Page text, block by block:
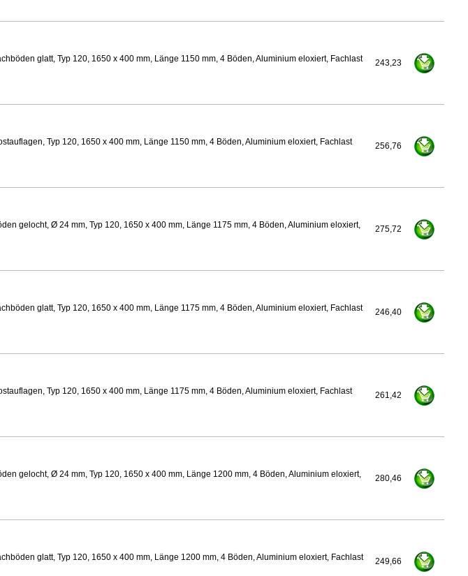
glatt, Typ 120, 1650 x 400 mm, Länge 1150 mm, 4 Böden, Aluminium eloxiert, Fachlast
243,23
Typ 120, 1650 x 400 mm, Länge 1150 mm, 4 Böden, Aluminium eloxiert, Fachlast
256,76
gelocht, Ø 24 mm, Typ 120, 1650 x 400 mm, Länge 1175 mm, 4 Böden, Aluminium eloxiert,
275,72
glatt, Typ 120, 1650 x 400 mm, Länge 1175 mm, 4 Böden, Aluminium eloxiert, Fachlast
246,40
Typ 120, 1650 x 400 mm, Länge 1175 mm, 4 Böden, Aluminium eloxiert, Fachlast
261,42
gelocht, Ø 24 mm, Typ 120, 1650 x 400 mm, Länge 1200 mm, 4 Böden, Aluminium eloxiert,
280,46
glatt, Typ 120, 1650 x 400 mm, Länge 1200 mm, 4 Böden, Aluminium eloxiert, Fachlast
249,66